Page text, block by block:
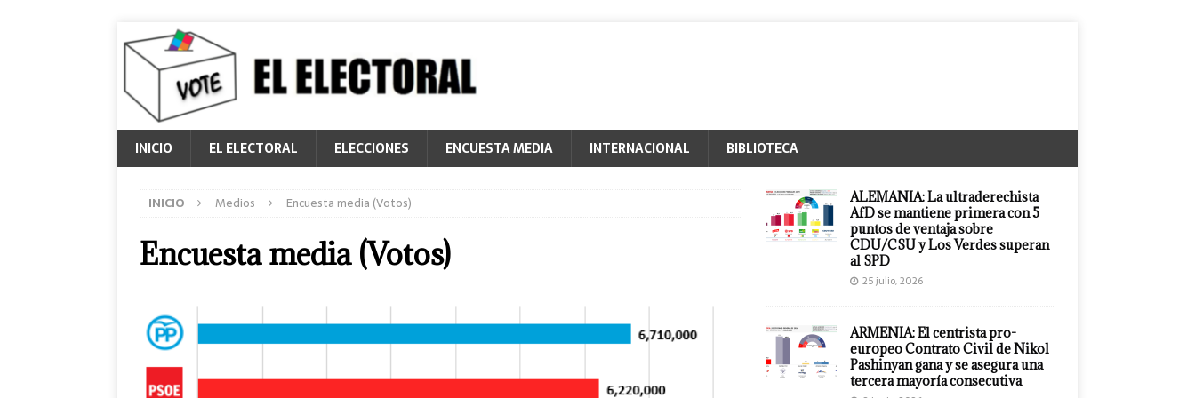
INICIO EL ELECTORAL ELECCIONES ENCUESTA MEDIA INTERNACIONAL BIBLIOTECA
INICIO Medios Encuesta media (Votos)
Encuesta media (Votos)
ALEMANIA: La ultraderechista
AfD se mantiene primera con 5
puntos de ventaja sobre
CDU/CSU y Los Verdes superan
al SPD
25 julio, 2026
ARMENIA: El centrista pro-
europeo Contrato Civil de Nikol
Pashinyan gana y se asegura una
tercera mayoría consecutiva